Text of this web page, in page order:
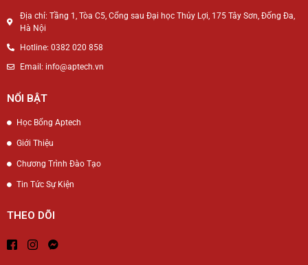
Địa chỉ: Tầng 1, Tòa C5, Cổng sau Đại học Thủy Lợi, 175 Tây Sơn, Đống Đa,
Hà Nội
Hotline: 0382 020 858
Email: info@aptech.vn
NỔI BẬT
Học Bổng Aptech
Giới Thiệu
Chương Trình Đào Tạo
Tin Tức Sự Kiện
THEO DÕI